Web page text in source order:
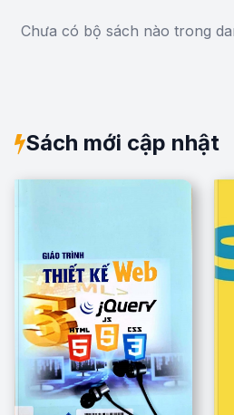
Chưa có bộ sách nào trong
Sách mới cập nhật